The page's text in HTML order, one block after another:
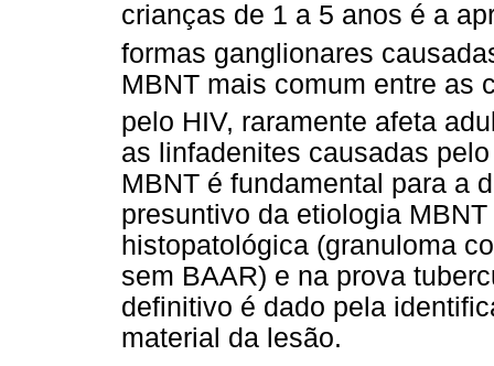
crianças de 1 a 5 anos é a
formas ganglionares
MBNT mais comum entre as
pelo HIV, raramente afeta
as linfadenites causadas
MBNT é fundamental para a
presuntivo da etiologia
histopatológica (granuloma
sem BAAR) e na prova
definitivo é dado pela
material da lesão.